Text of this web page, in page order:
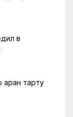
в
тарту